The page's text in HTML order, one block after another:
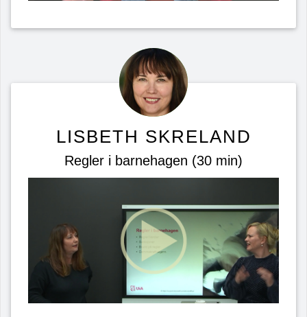
LISBETH SKRELAND
Regler i barnehagen (30 min)